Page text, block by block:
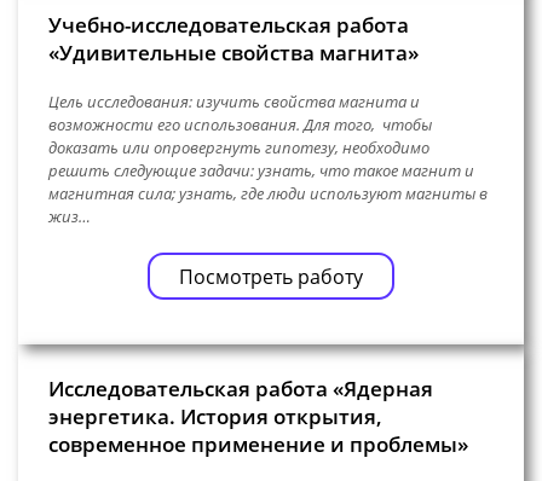
Учебно-исследовательская работа
«Удивительные свойства магнита»
Цель исследования: изучить свойства магнита и
возможности его использования. Для того, чтобы
доказать или опровергнуть гипотезу, необходимо
решить следующие задачи: узнать, что такое магнит и
магнитная сила; узнать, где люди используют магниты в
жиз…
Посмотреть работу
Исследовательская работа «Ядерная
энергетика. История открытия,
современное применение и проблемы»